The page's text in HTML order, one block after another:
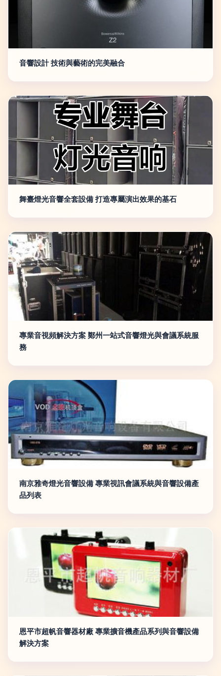
音響設計 技術與藝術的完美融合
舞臺燈光音響全套設備 打造專屬演出效果的基石
專業音視頻解決方案 鄭州一站式音響燈光與會議系統服
務
南京雅奇燈光音響設備 專業視訊會議系統與音響設備產
品列表
恩平市超帆音響器材廠 專業擴音機產品系列與音響設備
解決方案